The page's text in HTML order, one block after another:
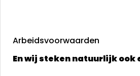
Arbeidsvoorwaarden
En wij steken natuurlijk ook